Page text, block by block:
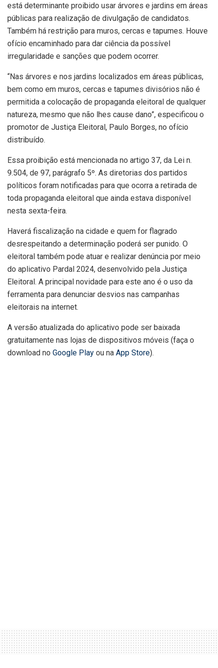
está determinante proibido usar árvores e jardins em áreas
públicas para realização de divulgação de candidatos.
Também há restrição para muros, cercas e tapumes. Houve
ofício encaminhado para dar ciência da possível
irregularidade e sanções que podem ocorrer.
“Nas árvores e nos jardins localizados em áreas públicas,
bem como em muros, cercas e tapumes divisórios não é
permitida a colocação de propaganda eleitoral de qualquer
natureza, mesmo que não lhes cause dano”, especificou o
promotor de Justiça Eleitoral, Paulo Borges, no ofício
distribuído.
Essa proibição está mencionada no artigo 37, da Lei n.
9.504, de 97, parágrafo 5º. As diretorias dos partidos
políticos foram notificadas para que ocorra a retirada de
toda propaganda eleitoral que ainda estava disponível
nesta sexta-feira.
Haverá fiscalização na cidade e quem for flagrado
desrespeitando a determinação poderá ser punido. O
eleitoral também pode atuar e realizar denúncia por meio
do aplicativo Pardal 2024, desenvolvido pela Justiça
Eleitoral. A principal novidade para este ano é o uso da
ferramenta para denunciar desvios nas campanhas
eleitorais na internet.
A versão atualizada do aplicativo pode ser baixada
gratuitamente nas lojas de dispositivos móveis (faça o
download no Google Play ou na App Store).